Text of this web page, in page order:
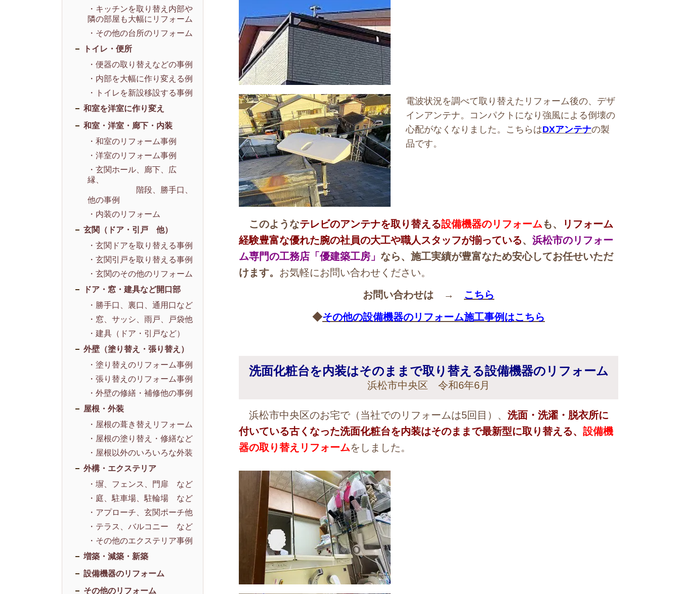
電波状況を調べて取り替えたリフォーム後の、デザ
インアンテナ。コンパクトになり強風による倒壊の
心配がなくなりました。こちらはDXアンテナの製
品です。
このようなテレビのアンテナを取り替える設備機器のリフォームも、
リフォーム
経験豊富な優れた腕の社員の大工や職人スタッフが揃っている、 浜松市のリフォー
ム専門の工務店「優建築工房」 なら、施工実績が豊富なため安心してお任せいただ
けます。 お気軽にお問い合わせください。
お問い合わせは → こちら
◆その他の設備機器のリフォーム施工事例はこちら
洗面化粧台を内装はそのままで取り替える設備機器のリフォーム
浜松市中央区 令和6年6月
浜松市中央区のお宅で（当社でのリフォームは5回目）、 洗面・洗濯・脱衣所に
付いている古くなった洗面化粧台を内装はそのままで最新型に取り替える、 設備機
器の取り替えリフォームをしました。
・キッチンを取り替え内部や
隣の部屋も大幅にリフォーム
・その他の台所のリフォーム
トイレ・便所
・便器の取り替えなどの事例
・内部を大幅に作り変える例
・トイレを新設移設する事例
和室を洋室に作り変え
和室・洋室・廊下・内装
・和室のリフォーム事例
・洋室のリフォーム事例
・玄関ホール、廊下、広
縁、
階段、勝手口、
他の事例
・内装のリフォーム
玄関（ドア・引戸 他）
・玄関ドアを取り替える事例
・玄関引戸を取り替える事例
・玄関のその他のリフォーム
ドア・窓・建具など開口部
・勝手口、裏口、通用口など
・窓、サッシ、雨戸、戸袋他
・建具（ドア・引戸など）
外壁（塗り替え・張り替え）
・塗り替えのリフォーム事例
・張り替えのリフォーム事例
・外壁の修繕・補修他の事例
屋根・外装
・屋根の葺き替えリフォーム
・屋根の塗り替え・修繕など
・屋根以外のいろいろな外装
外構・エクステリア
・塀、フェンス、門扉 など
・庭、駐車場、駐輪場 など
・アプローチ、玄関ポーチ他
・テラス、バルコニー など
・その他のエクステリア事例
増築・減築・新築
設備機器のリフォーム
その他のリフォーム